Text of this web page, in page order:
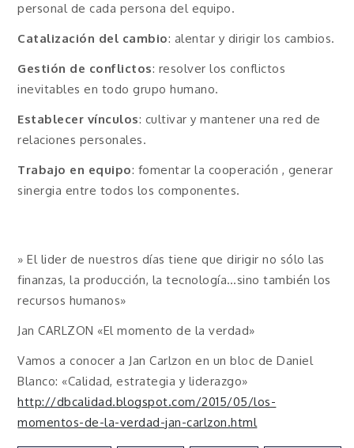
personal de cada persona del equipo.
Catalización del cambio: alentar y dirigir los cambios.
Gestión de conflictos: resolver los conflictos
inevitables en todo grupo humano.
Establecer vínculos: cultivar y mantener una red de
relaciones personales.
Trabajo en equipo: fomentar la cooperación , generar
sinergia entre todos los componentes.
» El lider de nuestros días tiene que dirigir no sólo las
finanzas, la producción, la tecnología…sino también los
recursos humanos»
Jan CARLZON «El momento de la verdad»
Vamos a conocer a Jan Carlzon en un bloc de Daniel
Blanco: «Calidad, estrategia y liderazgo»
http://dbcalidad.blogspot.com/2015/05/los-
momentos-de-la-verdad-jan-carlzon.html